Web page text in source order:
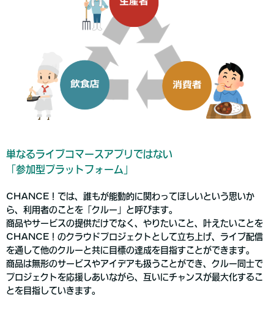
単なるライブコマースアプリではない
「参加型プラットフォーム」
CHANCE！では、誰もが能動的に関わってほしいという思いか
ら、利用者のことを「クルー」と呼びます。
商品やサービスの提供だけでなく、やりたいこと、叶えたいことを
CHANCE！のクラウドプロジェクトとして立ち上げ、ライブ配信
を通して他のクルーと共に目標の達成を目指すことができます。
商品は無形のサービスやアイデアも扱うことができ、クルー同士で
プロジェクトを応援しあいながら、互いにチャンスが最大化するこ
とを目指していきます。